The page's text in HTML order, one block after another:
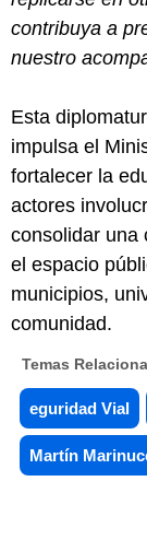
contribuya a
nuestro
Esta
impulsa el
fortalecer la
actores
consolidar una
el espacio
municipios,
comunidad.
Temas
eguridad Vial
Martín